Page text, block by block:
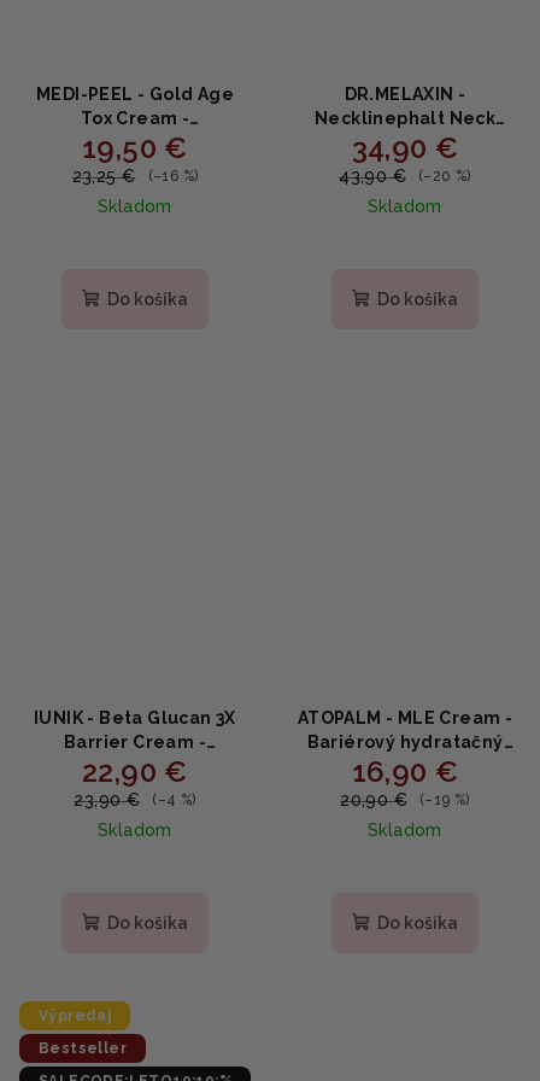
MEDI-PEEL - Gold Age
Tox Cream -
Protivráskový krém 50g
19,50 €
23,25 € (–16 %)
Skladom
produktu
Do košíka
DR.MELAXIN -
Necklinephalt Neck
Cream - Spevňujúci krém
na krk s bakuchiolom,
ceramidmi a bio-
spikulami 20ml
34,90 €
43,90 € (–20 %)
Skladom
Do košíka
IUNIK - Beta Glucan 3X
Barrier Cream -
Posilňujúci krém s
beta‑glukánom 50ml
22,90 €
23,90 € (–4 %)
Skladom
Do košíka
ATOPALM - MLE Cream -
Bariérový hydratačný
krém s MLE a beta-
glukánom 65ml
16,90 €
20,90 € (–19 %)
Skladom
produktu
Do košíka
Výpredaj
Bestseller